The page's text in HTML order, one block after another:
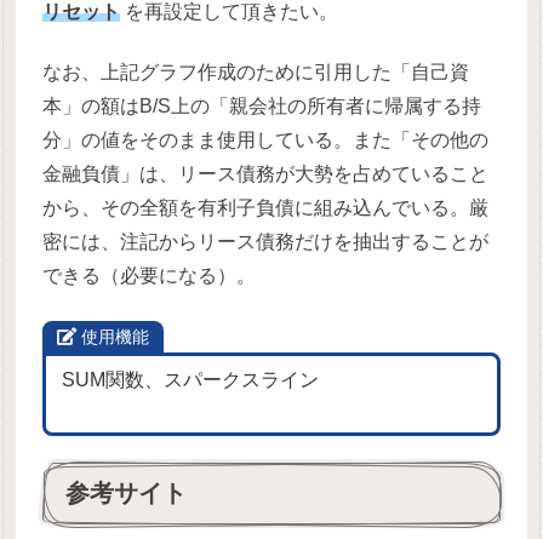
リセット を再設定して頂きたい。
なお、上記グラフ作成のために引用した「自己資
本」の額はB/S上の「親会社の所有者に帰属する持
分」の値をそのまま使用している。また「その他の
金融負債」は、リース債務が大勢を占めていること
から、その全額を有利子負債に組み込んでいる。厳
密には、注記からリース債務だけを抽出することが
できる（必要になる）。
使用機能
SUM関数、スパークスライン
参考サイト